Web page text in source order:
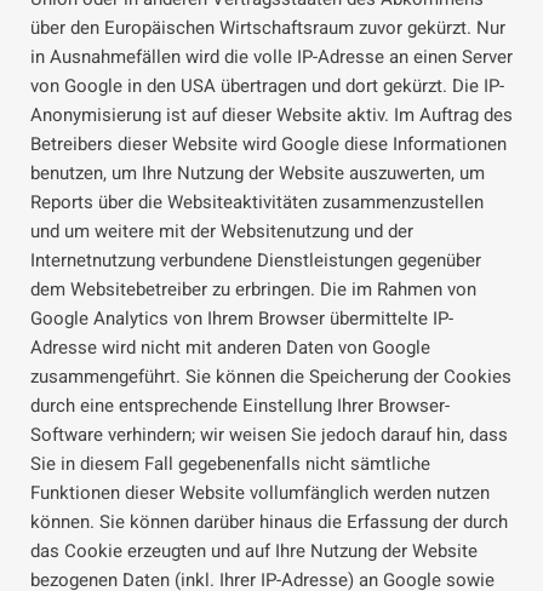
über den Europäischen Wirtschaftsraum zuvor gekürzt. Nur
in Ausnahmefällen wird die volle IP-Adresse an einen Server
von Google in den USA übertragen und dort gekürzt. Die IP-
Anonymisierung ist auf dieser Website aktiv. Im Auftrag des
Betreibers dieser Website wird Google diese Informationen
benutzen, um Ihre Nutzung der Website auszuwerten, um
Reports über die Websiteaktivitäten zusammenzustellen
und um weitere mit der Websitenutzung und der
Internetnutzung verbundene Dienstleistungen gegenüber
dem Websitebetreiber zu erbringen. Die im Rahmen von
Google Analytics von Ihrem Browser übermittelte IP-
Adresse wird nicht mit anderen Daten von Google
zusammengeführt. Sie können die Speicherung der Cookies
durch eine entsprechende Einstellung Ihrer Browser-
Software verhindern; wir weisen Sie jedoch darauf hin, dass
Sie in diesem Fall gegebenenfalls nicht sämtliche
Funktionen dieser Website vollumfänglich werden nutzen
können. Sie können darüber hinaus die Erfassung der durch
das Cookie erzeugten und auf Ihre Nutzung der Website
bezogenen Daten (inkl. Ihrer IP-Adresse) an Google sowie